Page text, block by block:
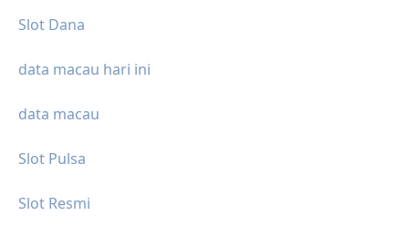
Slot Dana
data macau hari ini
data macau
Slot Pulsa
Slot Resmi